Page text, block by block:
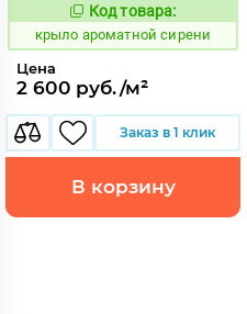
828464
Код товара:
крыло ароматной сирени
Цена
2 600 руб./м²
Заказ в 1 клик
В корзину